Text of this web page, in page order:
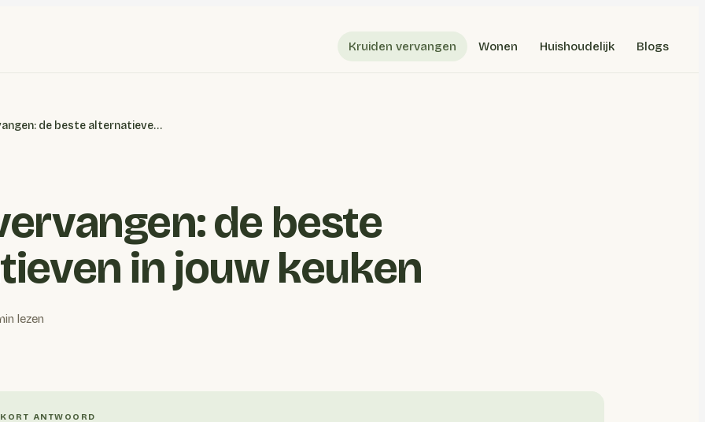
Kruiden vervangen Wonen Huishoudelijk Blogs
Kerrie vervangen: de beste alternatieven in jouw keuken
de beste
in jouw keuken
lezen